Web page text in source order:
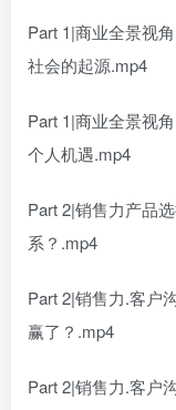
Part 1|商业全景视
社会的起源.mp4
Part 1|商业全景视
个人机遇.mp4
Part 2|销售力产品
系？.mp4
Part 2|销售力.客户
赢了？.mp4
Part 2|销售力.客户